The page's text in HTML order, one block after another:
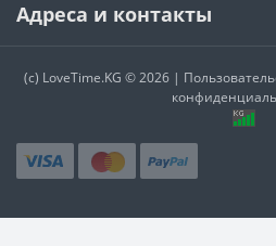
Адреса и контакты
(c) LoveTime.KG © 2026 |